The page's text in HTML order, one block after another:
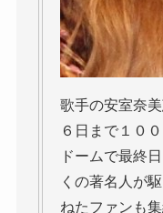
歌手の安室奈
６日まで１０
ドームで最終
くの著名人が
ねたファンも